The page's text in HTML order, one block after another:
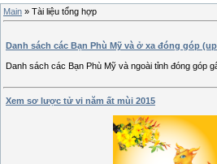
Main » Tài liệu tổng hợp
Danh sách các Bạn Phù Mỹ và ở xa đóng góp
Danh sách các Bạn Phù Mỹ và ngoài tỉnh đóng góp
Xem sơ lược tử vi năm ất mùi 2015